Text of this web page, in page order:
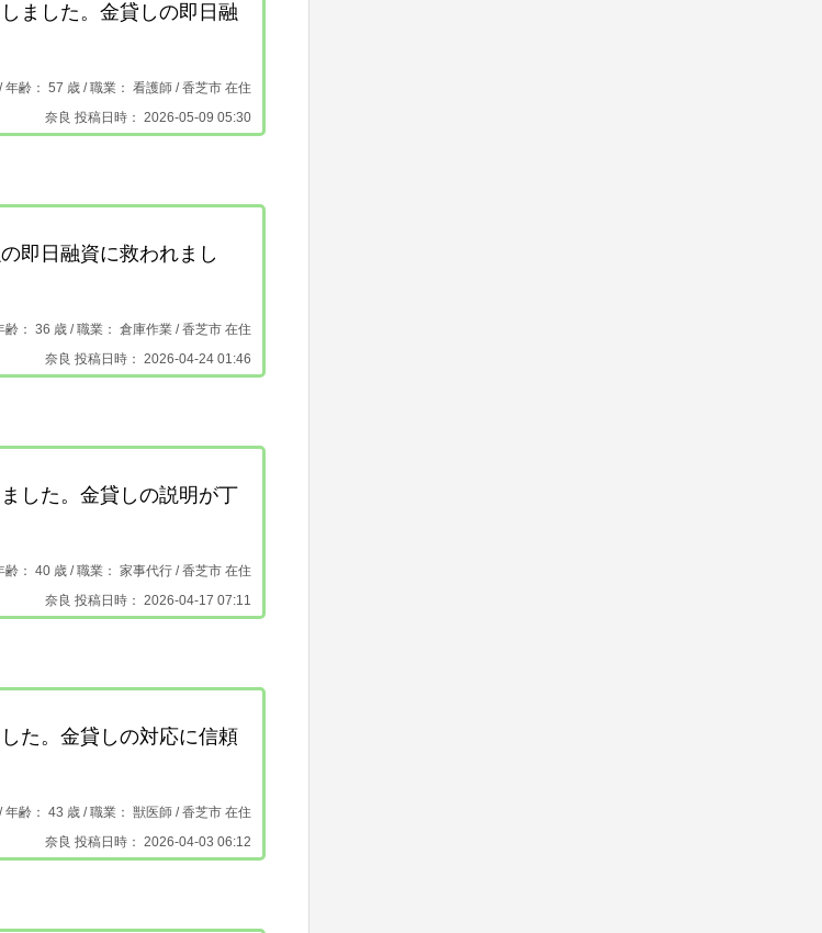
ました。金貸しの即日融
年齢： 57 歳 / 職業： 看護師 /香芝市 在住
奈良 投稿日時： 2026-05-09 05:30
即日融資に救われまし
齢： 36 歳 / 職業： 倉庫作業 /香芝市 在住
奈良 投稿日時： 2026-04-24 01:46
した。金貸しの説明が丁
齢： 40 歳 / 職業： 家事代行 /香芝市 在住
奈良 投稿日時： 2026-04-17 07:11
た。金貸しの対応に信頼
年齢： 43 歳 / 職業： 獣医師 /香芝市 在住
奈良 投稿日時： 2026-04-03 06:12